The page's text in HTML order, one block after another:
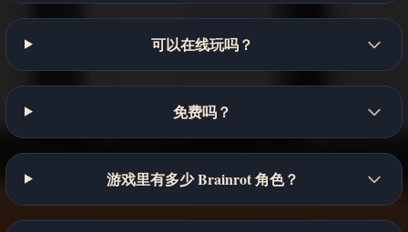
可以在线玩吗？
免费吗？
游戏里有多少 Brainrot 角色？